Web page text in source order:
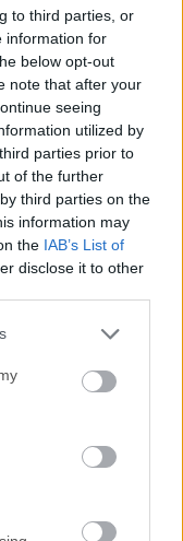
to third parties, or
information for
below opt-out
note that after your
seeing
utilized by
parties prior to
of the further
third parties on the
information may
the IAB’s List of
disclose it to other
de Línea de
de Windows
de
de Spotify para
transmisión de
personalizados
han ideado una
de usuario, temas y
de PC crear su
mejor se adapte a
sino también con